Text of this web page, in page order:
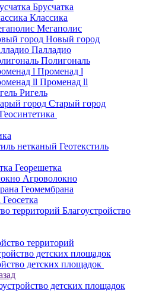
Брусчатка
Классика
Мегаполис
Новый город
Палладио
Полигональ
Променад l
Променад ll
Ригель
Старый город
Геосинтетика
Геотекстиль
Георешетка
Агроволокно
Геомембрана
Геосетка
Благоустройство
территорий
детских площадок
детских площадок